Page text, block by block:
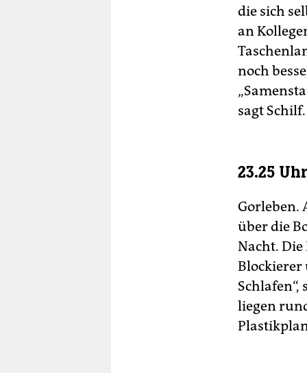
die sich
an
noch
sagt Schilf.
23.25
Gorleben.
über die
Nacht.
Blockierer
liegen